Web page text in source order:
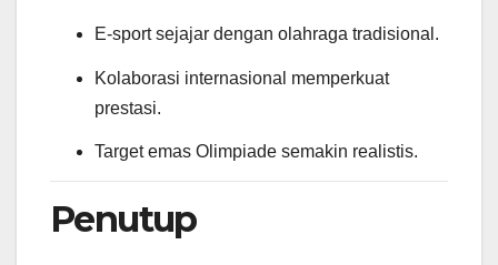
E-sport sejajar dengan olahraga tradisional.
Kolaborasi internasional memperkuat
prestasi.
Target emas Olimpiade semakin realistis.
Penutup